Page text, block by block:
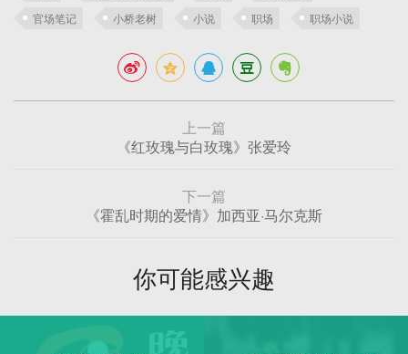
官场笔记
小桥老树 小说 职场 职场小说
上一篇
《红玫瑰与白玫瑰》张爱玲
下一篇
《霍乱时期的爱情》加西亚·马尔克斯
你可能感兴趣